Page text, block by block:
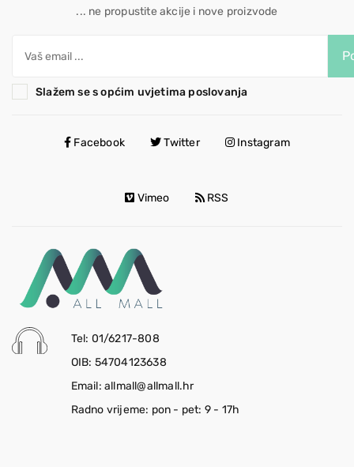
... ne propustite akcije i nove proizvode
Slažem se s općim uvjetima poslovanja
Facebook Twitter Instagram
Vimeo RSS
Tel: 01/6217-808
OIB: 54704123638
Email: allmall@allmall.hr
Radno vrijeme: pon - pet: 9 - 17h